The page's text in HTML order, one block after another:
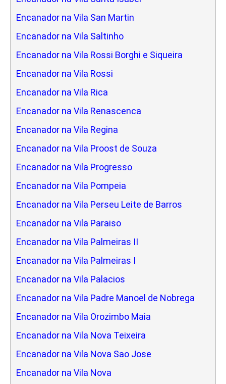
Encanador na Vila San Martin
Encanador na Vila Saltinho
Encanador na Vila Rossi Borghi e Siqueira
Encanador na Vila Rossi
Encanador na Vila Rica
Encanador na Vila Renascenca
Encanador na Vila Regina
Encanador na Vila Proost de Souza
Encanador na Vila Progresso
Encanador na Vila Pompeia
Encanador na Vila Perseu Leite de Barros
Encanador na Vila Paraiso
Encanador na Vila Palmeiras II
Encanador na Vila Palmeiras I
Encanador na Vila Palacios
Encanador na Vila Padre Manoel de Nobrega
Encanador na Vila Orozimbo Maia
Encanador na Vila Nova Teixeira
Encanador na Vila Nova Sao Jose
Encanador na Vila Nova